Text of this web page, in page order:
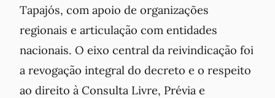
Tapajós, com apoio de organizações
regionais e articulação com entidades
nacionais. O eixo central da reivindicação foi
a revogação integral do decreto e o respeito
ao direito à Consulta Livre, Prévia e